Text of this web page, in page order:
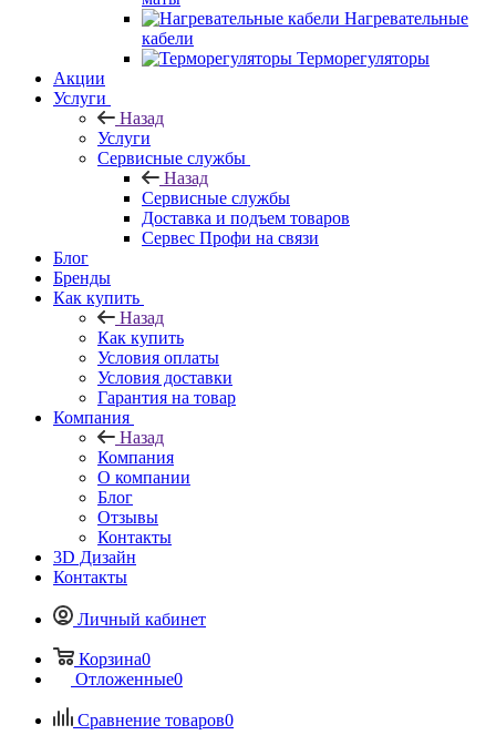
Нагревательные
кабели
Терморегуляторы
Акции
Услуги
Назад
Услуги
Сервисные службы
Назад
Сервисные службы
Доставка и подъем товаров
Сервес Профи на связи
Блог
Бренды
Как купить
Назад
Как купить
Условия оплаты
Условия доставки
Гарантия на товар
Компания
Назад
Компания
О компании
Блог
Отзывы
Контакты
3D Дизайн
Контакты
Личный кабинет
Корзина0
Отложенные0
Сравнение товаров0